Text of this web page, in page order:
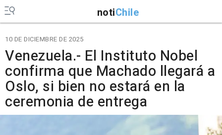
notiChile
10 DE DICIEMBRE DE 2025
Venezuela.- El Instituto Nobel
confirma que Machado llegará a
Oslo, si bien no estará en la
ceremonia de entrega